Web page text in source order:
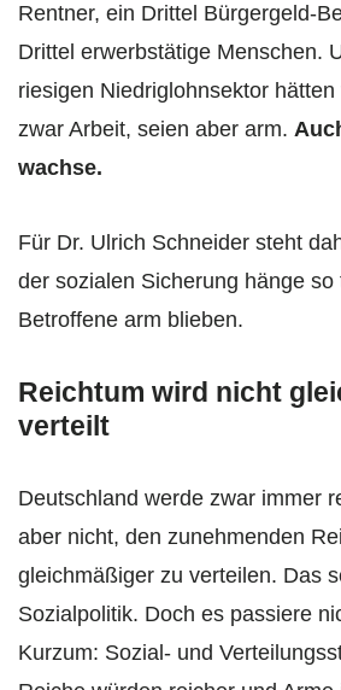
Rentner, ein Drittel Bürgergeld-
Drittel erwerbstätige Menschen.
riesigen Niedriglohnsektor
zwar Arbeit, seien aber arm.
wachse.
Für Dr. Ulrich Schneider steht
der sozialen Sicherung hänge so
Betroffene arm blieben.
Reichtum wird nicht
verteilt
Deutschland werde zwar immer
aber nicht, den zunehmenden
gleichmäßiger zu verteilen. Das
Sozialpolitik. Doch es passiere
Kurzum: Sozial- und